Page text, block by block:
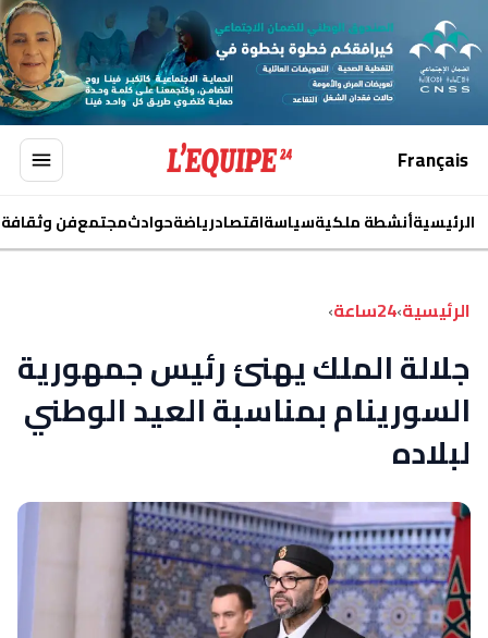
Français
الرئيسيةأنشطة ملكيةسياسةاقتصادرياضةحوادثمجتمعفن وثقافة
الرئيسية›24ساعة ›
جلالة الملك يهنئ رئيس جمهورية
السورينام بمناسبة العيد الوطني
لبلاده